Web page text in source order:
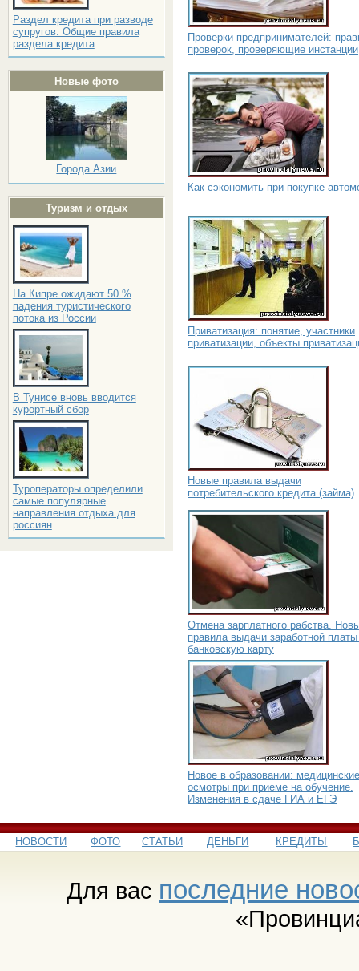
Раздел кредита при разводе
супругов. Общие правила
раздела кредита
Новые фото
Города Азии
Туризм и отдых
На Кипре ожидают 50 %
падения туристического
потока из России
В Тунисе вновь вводится
курортный сбор
Туроператоры определили
самые популярные
направления отдыха для
россиян
Проверки предпринимателей:
проверок, проверяющие инстанции
Как сэкономить при покупке
Приватизация: понятие, участники
приватизации, объекты
Новые правила выдачи
потребительского кредита (займа)
Отмена зарплатного рабства.
правила выдачи заработной
банковскую карту
Новое в образовании: медицинские
осмотры при приеме на обучение.
Изменения в сдаче ГИА и ЕГЭ
НОВОСТИ ФОТО СТАТЬИ ДЕНЬГИ КРЕДИТЫ
Для вас последние